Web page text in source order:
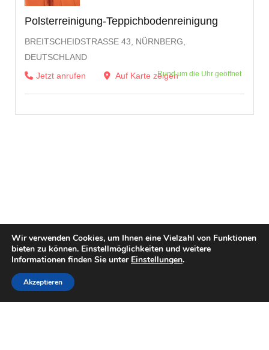
Polsterreinigung-Teppichbodenreinigung
BREITSCHEIDSTRASSE 43, NÜRNBERG, D
EUTSCHLAND
Jetzt anrufen
Auf Karte zeigenRund um die Uhr geöffnet
Wir verwenden Cookies, um Ihnen eine Vielzahl von Funktionen
bieten zu können. Einstellmöglichkeiten und weitere
Informationen finden Sie unter Einstellungen.
Akzeptieren